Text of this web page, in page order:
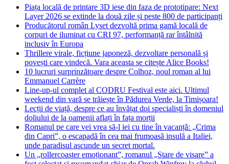
Piața locală de printare 3D iese din faza de prototipare: Next
Layer 2026 se extinde la două zile și peste 800 de participanți
Producătorul român Lyset dezvoltă prima gamă locală de
corpuri de iluminat cu CRI 97, performanță rar întâlnită
inclusiv în Europa
Thrillere virale, ficțiune japoneză, dezvoltare personală și
povești care vindecă. Vara aceasta se citește Alice Books!
10 lucruri surprinzătoare despre Colhoz, noul roman al lui
Emmanuel Carrère
Line-up-ul complet al CODRU Festival este aici. Ultimul
weekend din vară se trăiește în Pădurea Verde, la Timișoara!
Lecții de viață, despre ce au învățat doi specialiști în domeniul
doliului de la oamenii aflați în fața morții
Romanul pe care vei vrea să-l iei cu tine în vacanță: „Crima
din Capri”, o escapadă în cea mai frumoasă insulă a Italiei,
unde paradisul ascunde un secret mortal.
Un „rollercoaster emoționant”, romanul „Stare de visare” a